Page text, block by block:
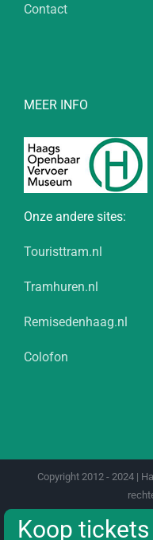
Contact
MEER INFO
Onze andere sites:
Touristtram.nl
Tramhuren.nl
Remisedenhaag.nl
Colofon
Copyright 2012 - 2024 |
Koop tickets
Koop tickets